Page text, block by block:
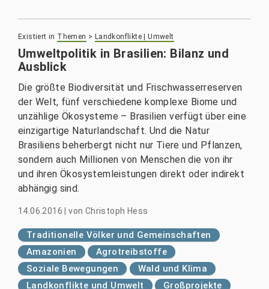
Existiert in Themen > Landkonflikte | Umwelt
Umweltpolitik in Brasilien: Bilanz und
Ausblick
Die größte Biodiversität und Frischwasserreserven
der Welt, fünf verschiedene komplexe Biome und
unzählige Ökosysteme – Brasilien verfügt über eine
einzigartige Naturlandschaft. Und die Natur
Brasiliens beherbergt nicht nur Tiere und Pflanzen,
sondern auch Millionen von Menschen die von ihr
und ihren Ökosystemleistungen direkt oder indirekt
abhängig sind.
14.06.2016|von Christoph Hess
Traditionelle Völker und Gemeinschaften
Amazonien
Agrotreibstoffe
Soziale Bewegungen
Wald und Klima
Landkonflikte und Umwelt
Großprojekte